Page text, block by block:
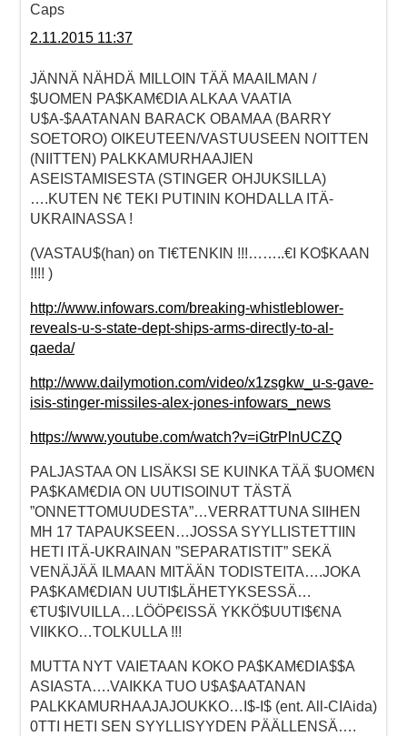
Caps
2.11.2015 11:37
JÄNNÄ NÄHDÄ MILLOIN TÄÄ MAAILMAN /
$UOMEN PA$KAM€DIA ALKAA VAATIA
U$A-$AATANAN BARACK OBAMAA (BARRY
SOETORO) OIKEUTEEN/VASTUUSEEN NOITTEN
(NIITTEN) PALKKAMURHAAJIEN
ASEISTAMISESTA (STINGER OHJUKSILLA)
….KUTEN N€ TEKI PUTININ KOHDALLA ITÄ-
UKRAINASSA !
(VASTAU$(han) on TI€TENKIN !!!……..€I KO$KAAN
!!!! )
http://www.infowars.com/breaking-whistleblower-
reveals-u-s-state-dept-ships-arms-directly-to-al-
qaeda/
http://www.dailymotion.com/video/x1zsgkw_u-s-gave-
isis-stinger-missiles-alex-jones-infowars_news
https://www.youtube.com/watch?v=iGtrPlnUCZQ
PALJASTAA ON LISÄKSI SE KUINKA TÄÄ $UOM€N
PA$KAM€DIA ON UUTISOINUT TÄSTÄ
”ONNETTOMUUDESTA”…VERRATTUNA SIIHEN
MH 17 TAPAUKSEEN…JOSSA SYYLLISTETTIIN
HETI ITÄ-UKRAINAN ”SEPARATISTIT” SEKÄ
VENÄJÄÄ ILMAAN MITÄÄN TODISTEITA….JOKA
PA$KAM€DIAN UUTI$LÄHETYKSESSÄ…
€TU$IVUILLA…LÖÖP€ISSÄ YKKÖ$UUTI$€NA
VIIKKO…TOLKULLA !!!
MUTTA NYT VAIETAAN KOKO PA$KAM€DIA$$A
ASIASTA….VAIKKA TUO U$A$AATANAN
PALKKAMURHAAJAJOUKKO…I$-I$ (ent. All-CIAida)
0TTI HETI SEN SYYLLISYYDEN PÄÄLLENSÄ….